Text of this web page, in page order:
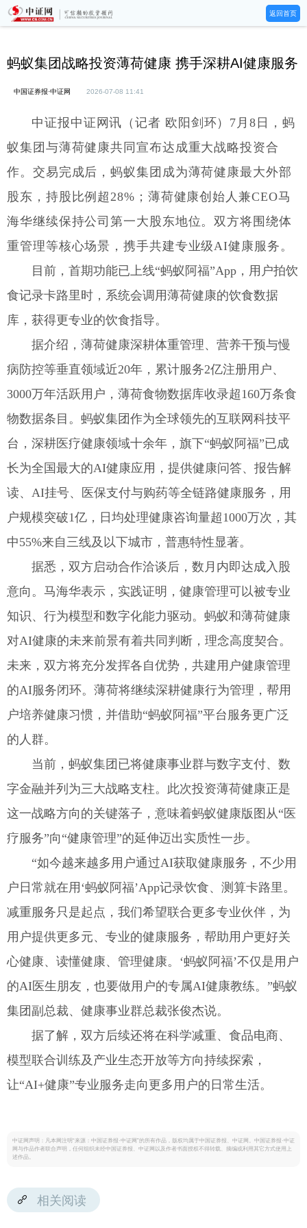
返回首页
蚂蚁集团战略投资薄荷健康 携手深耕AI健康服务
中国证券报·中证网 2026-07-08 11:41
中证报中证网讯（记者 欧阳剑环）7月8日，蚂
蚁集团与薄荷健康共同宣布达成重大战略投资合
作。交易完成后，蚂蚁集团成为薄荷健康最大外部
股东，持股比例超28%；薄荷健康创始人兼CEO马
海华继续保持公司第一大股东地位。双方将围绕体
重管理等核心场景，携手共建专业级AI健康服务。
目前，首期功能已上线“蚂蚁阿福”App，用户拍饮
食记录卡路里时，系统会调用薄荷健康的饮食数据
库，获得更专业的饮食指导。
据介绍，薄荷健康深耕体重管理、营养干预与慢
病防控等垂直领域近20年，累计服务2亿注册用户、
3000万年活跃用户，薄荷食物数据库收录超160万条食
物数据条目。蚂蚁集团作为全球领先的互联网科技平
台，深耕医疗健康领域十余年，旗下“蚂蚁阿福”已成
长为全国最大的AI健康应用，提供健康问答、报告解
读、AI挂号、医保支付与购药等全链路健康服务，用
户规模突破1亿，日均处理健康咨询量超1000万次，其
中55%来自三线及以下城市，普惠特性显著。
据悉，双方启动合作洽谈后，数月内即达成入股
意向。马海华表示，实践证明，健康管理可以被专业
知识、行为模型和数字化能力驱动。蚂蚁和薄荷健康
对AI健康的未来前景有着共同判断，理念高度契合。
未来，双方将充分发挥各自优势，共建用户健康管理
的AI服务闭环。薄荷将继续深耕健康行为管理，帮用
户培养健康习惯，并借助“蚂蚁阿福”平台服务更广泛
的人群。
当前，蚂蚁集团已将健康事业群与数字支付、数
字金融并列为三大战略支柱。此次投资薄荷健康正是
这一战略方向的关键落子，意味着蚂蚁健康版图从“医
疗服务”向“健康管理”的延伸迈出实质性一步。
“如今越来越多用户通过AI获取健康服务，不少用
户日常就在用‘蚂蚁阿福’App记录饮食、测算卡路里。
减重服务只是起点，我们希望联合更多专业伙伴，为
用户提供更多元、专业的健康服务，帮助用户更好关
心健康、读懂健康、管理健康。‘蚂蚁阿福’不仅是用户
的AI医生朋友，也要做用户的专属AI健康教练。”蚂蚁
集团副总裁、健康事业群总裁张俊杰说。
据了解，双方后续还将在科学减重、食品电商、
模型联合训练及产业生态开放等方向持续探索，
让“AI+健康”专业服务走向更多用户的日常生活。
中证网声明：凡本网注明“来源：中国证券报·中证网”的所有作品，版权均属于中国证券报、中证网。中国证券报·中证
网与作品作者联合声明，任何组织未经中国证券报、中证网以及作者书面授权不得转载、摘编或利用其它方式使用上
述作品。
相关阅读